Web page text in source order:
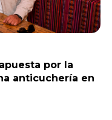
por la
anticuchería en